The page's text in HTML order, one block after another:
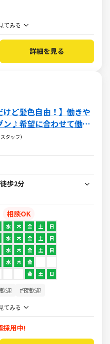
てみる
詳細を見る
けど髪色自由！】働きや
ン♪希望に合わせて働け
☆バイトデビューも大
タッフ）
歩2分
相談OK
水 木 金 土 日
水 木 金 土 日
水 木 金 土 日
水 木 金
金 土 日
迎 #夜歓迎
てみる
採用中!